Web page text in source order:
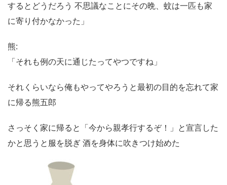
するとどうだろう 不思議なことにその晩、蚊は一匹も家
に寄り付かなかった」
熊:
「それも例の天に通じたってやつですね」
それくらいなら俺もやってやろうと最初の目的を忘れて家
に帰る熊五郎
さっそく家に帰ると「今から親孝行するぞ！」と宣言した
かと思うと服を脱ぎ 酒を身体に吹きつけ始めた